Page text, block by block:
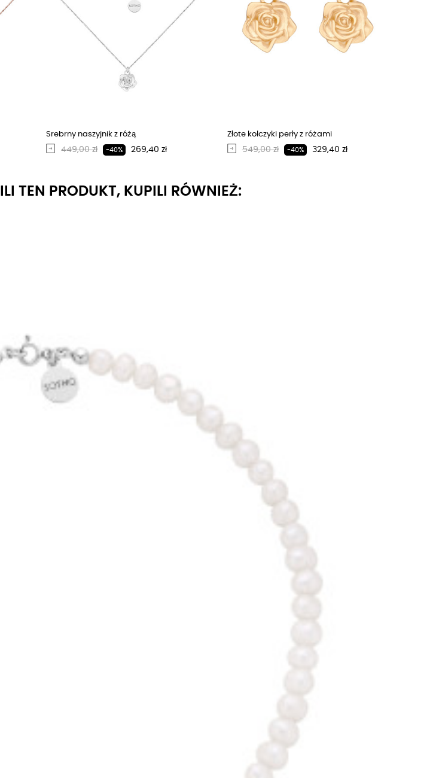
Srebrny naszyjnik z różą
Regularna cena
449,00 zł -40% Cena
269,40 zł
Złote kolczyki perły z różami
Regularna cena
549,00 zł -40% Cena
329,40 zł
TEN PRODUKT, KUPILI RÓWNIEŻ: